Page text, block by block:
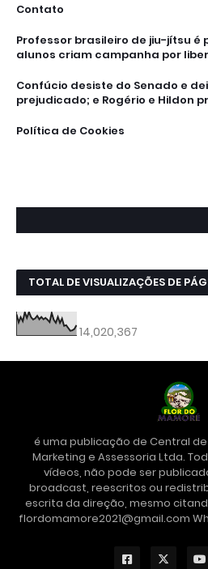
Contato
Professor brasileiro de jiu-jítsu é
alunos criam campanha por
Confúcio desiste do Senado e
prejudicado; e Rogério e Hildon
Política de Cookies
TOTAL DE VISUALIZAÇÕES DE
14,020,367
é uma publicação de Central
Marketing e Assessoria Ltda.
vídeos, não pode ser
broadcast, reescritos ou
escrita da direção, mesmo
flordomamore2021@gmail.com